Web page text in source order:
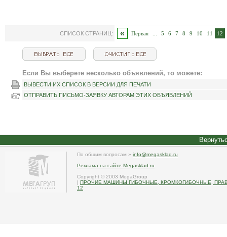
СПИСОК СТРАНИЦ: « Первая 5 6 7 8 9 10 11 12
Если Вы выберете несколько объявлений, то можете:
ВЫВЕСТИ ИХ СПИСОК В ВЕРСИИ ДЛЯ ПЕЧАТИ
ОТПРАВИТЬ ПИСЬМО-ЗАЯВКУ АВТОРАМ ЭТИХ ОБЪЯВЛЕНИЙ
По общим вопросам » info@megasklad.ru
Реклама на сайте Megasklad.ru
Copyright © 2003 MegaGroup
| ПРОЧИЕ МАШИНЫ ГИБОЧНЫЕ, КРОМКОГИБОЧНЫЕ,
12